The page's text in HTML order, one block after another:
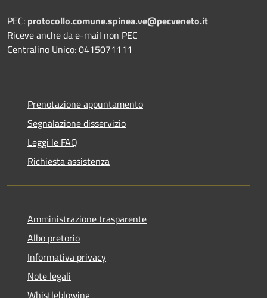
PEC: protocollo.comune.spinea.ve@pecveneto.it
Riceve anche da e-mail non PEC
Centralino Unico: 0415071111
Prenotazione appuntamento
Segnalazione disservizio
Leggi le FAQ
Richiesta assistenza
Amministrazione trasparente
Albo pretorio
Informativa privacy
Note legali
Whistleblowing